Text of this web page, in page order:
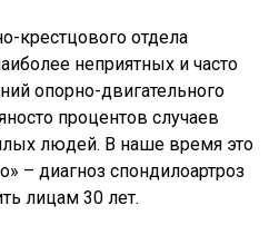
крестцового отдела
неприятных и часто
опорно-двигательного
процентов случаев
людей. В наше время это
– диагноз спондилоартроз
лицам 30 лет.